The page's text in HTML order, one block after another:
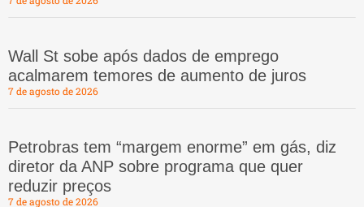
Wall St sobe após dados de emprego
acalmarem temores de aumento de juros
7 de agosto de 2026
Petrobras tem “margem enorme” em gás, diz
diretor da ANP sobre programa que quer
reduzir preços
7 de agosto de 2026